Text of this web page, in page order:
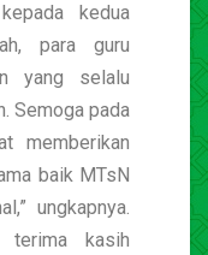
kedua
para guru
yang selalu
Semoga pada
memberikan
baik MTsN
ungkapnya.
terima kasih